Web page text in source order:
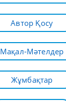
Автор Қосу
Мақал-Мәтелдер
Жұмбақтар